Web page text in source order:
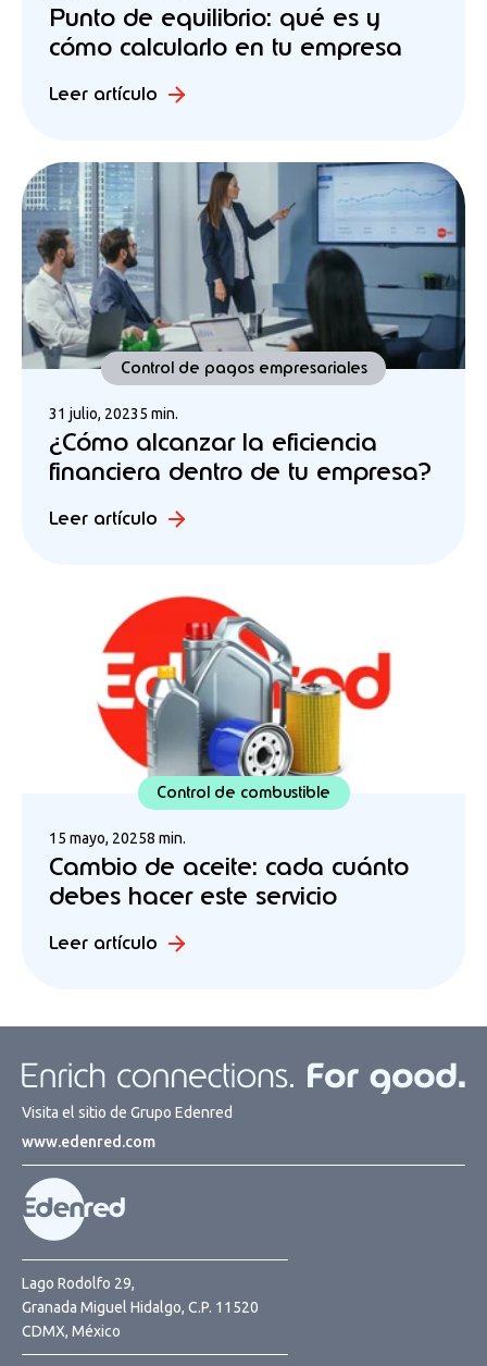
Punto de equilibrio: qué es y
cómo calcularlo en tu empresa
Leer artículo
Control de pagos empresariales
31 julio, 20235 min.
¿Cómo alcanzar la eficiencia
financiera dentro de tu empresa?
Leer artículo
Control de combustible
15 mayo, 20258 min.
Cambio de aceite: cada cuánto
debes hacer este servicio
Leer artículo
Visita el sitio de Grupo Edenred
www.edenred.com
Lago Rodolfo 29,
Granada Miguel Hidalgo, C.P. 11520
CDMX, México